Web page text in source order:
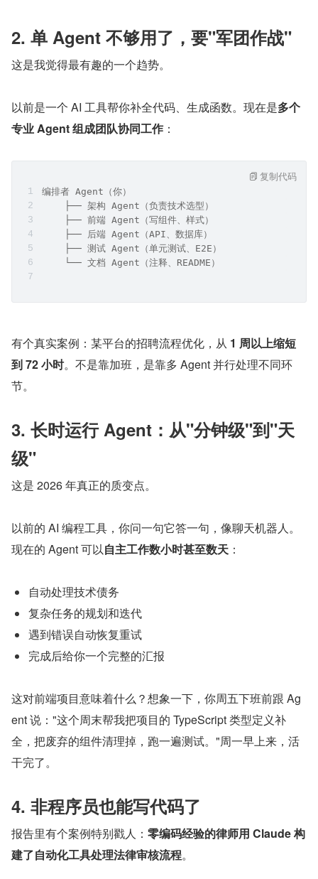
2. 单 Agent 不够用了，要"军团作战"
这是我觉得最有趣的一个趋势。
以前是一个 AI 工具帮你补全代码、生成函数。现在是多个
专业 Agent 组成团队协同工作 ：
编排者 Agent（你）
    ├── 架构 Agent（负责技术选型）
    ├── 前端 Agent（写组件、样式）
    ├── 后端 Agent（API、数据库）
    ├── 测试 Agent（单元测试、E2E）
    └── 文档 Agent（注释、README）
复制代码
有个真实案例：某平台的招聘流程优化，从 1 周以上缩短
到 72 小时。不是靠加班，是靠多 Agent 并行处理不同环
节。
3. 长时运行 Agent：从"分钟级"到"天
级"
这是 2026 年真正的质变点。
以前的 AI 编程工具，你问一句它答一句，像聊天机器人。
现在的 Agent 可以自主工作数小时甚至数天 ：
自动处理技术债务
复杂任务的规划和迭代
遇到错误自动恢复重试
完成后给你一个完整的汇报
这对前端项目意味着什么？想象一下，你周五下班前跟 Ag
ent 说："这个周末帮我把项目的 TypeScript 类型定义补
全，把废弃的组件清理掉，跑一遍测试。"周一早上来，活
干完了。
4. 非程序员也能写代码了
报告里有个案例特别戳人： 零编码经验的律师用 Claude 构
建了自动化工具处理法律审核流程。